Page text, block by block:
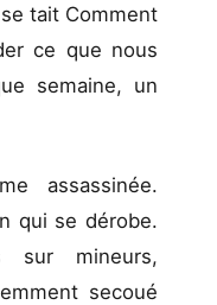
tait Comment
ce que nous
semaine, un
assassinée.
qui se dérobe.
sur mineurs,
secoué